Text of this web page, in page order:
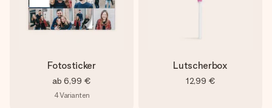
Fotosticker
ab 6,99 €
4Varianten
Lutscherbox
12,99 €